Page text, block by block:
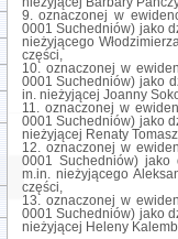
9. oznaczonej w
0001 Suchedniów) jako
nieżyjącego
części,
10. oznaczonej w
0001 Suchedniów) jako
in. nieżyjącej Joanny
11. oznaczonej w
0001 Suchedniów) jako
nieżyjącej Renaty
12. oznaczonej w
0001 Suchedniów) jako
m.in. nieżyjącego
części,
13. oznaczonej w
0001 Suchedniów) jako
nieżyjącej Heleny